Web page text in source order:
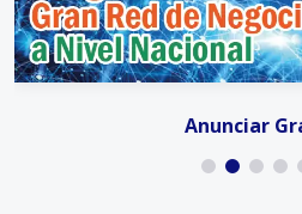
Anunciar